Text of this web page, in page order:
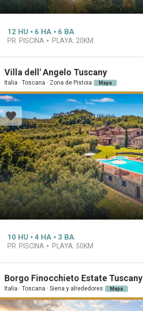
12 HU 6 HA 6 BA
PR. PISCINA PLAYA: 20KM
Villa dell' Angelo Tuscany
Italia · Toscana · Zona de Pistoia Mapa
10 HU 4 HA 3 BA
PR. PISCINA PLAYA: 50KM
Borgo Finocchieto Estate Tuscany
Italia · Toscana · Siena y alrededores Mapa